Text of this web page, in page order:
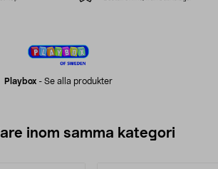
Playbox - Se alla produkter
inom samma kategori